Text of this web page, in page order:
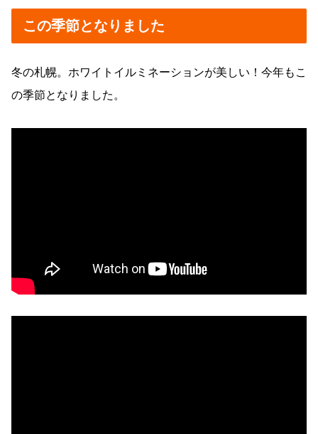
この季節となりました
冬の札幌。ホワイトイルミネーションが美しい！今年もこ
の季節となりました。